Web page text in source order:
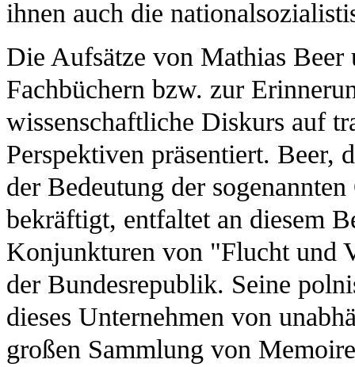
ihnen auch die
Die Aufsätze von Mathias
Fachbüchern bzw. zur
wissenschaftliche Diskurs auf
Perspektiven präsentiert. Beer,
der Bedeutung der
bekräftigt, entfaltet an diesem
Konjunkturen von "Flucht und
der Bundesrepublik. Seine
dieses Unternehmen von
großen Sammlung von